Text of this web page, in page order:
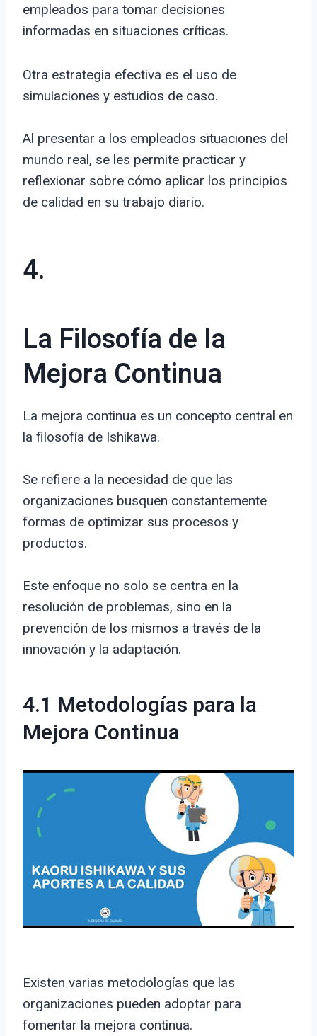
empleados para tomar decisiones
informadas en situaciones críticas.
Otra estrategia efectiva es el uso de
simulaciones y estudios de caso.
Al presentar a los empleados situaciones del
mundo real, se les permite practicar y
reflexionar sobre cómo aplicar los principios
de calidad en su trabajo diario.
4.
La Filosofía de la
Mejora Continua
La mejora continua es un concepto central en
la filosofía de Ishikawa.
Se refiere a la necesidad de que las
organizaciones busquen constantemente
formas de optimizar sus procesos y
productos.
Este enfoque no solo se centra en la
resolución de problemas, sino en la
prevención de los mismos a través de la
innovación y la adaptación.
4.1 Metodologías para la
Mejora Continua
Existen varias metodologías que las
organizaciones pueden adoptar para
fomentar la mejora continua.